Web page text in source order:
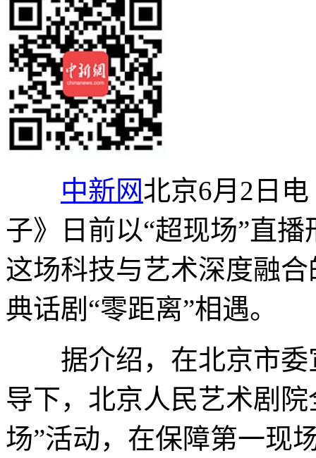
中新网北京6月2日
子》日前以“超现场”直
这场科技与艺术深度融
典话剧“零距离”相遇。
据介绍，在北京市委
导下，北京人民艺术剧
场”活动，在保障第一现